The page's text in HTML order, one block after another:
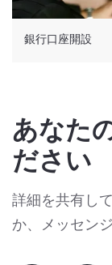
銀行口座開設
あなた
ださい
詳細を共有し
か、メッセン